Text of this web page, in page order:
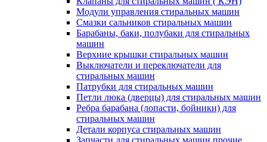
Модули управления стиральных машин
Смазки сальников стиральных машин
Барабаны, баки, полубаки для стиральных
машин
Верхние крышки стиральных машин
Выключатели и переключатели для
стиральных машин
Патрубки для стиральных машин
Петли люка (дверцы) для стиральных машин
Ребра барабана (лопасти, бойники) для
стиральных машин
Детали корпуса стиральных машин
Запчасти для стиральных машин прочие